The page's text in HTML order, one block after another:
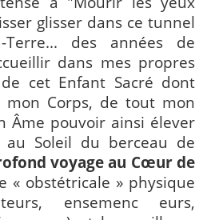
glisser dans ce tunnel
Terre... des années de
dans mes propres
cet Enfant Sacré dont
mon Corps, de tout mon
Âme pouvoir ainsi élever
au Soleil du berceau de
voyage au Cœur de
« obstétricale » physique
ensemenc
eurs,